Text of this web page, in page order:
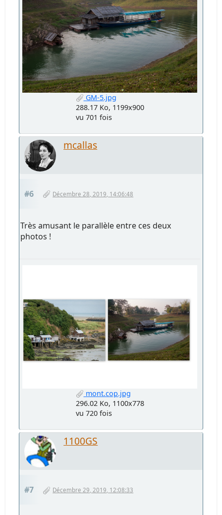
GM-5.jpg
288.17 Ko, 1199x900
vu 701 fois
mcallas
#6 Décembre 28, 2019, 14:06:48
Très amusant le parallèle entre ces deux
photos !
mont.cop.jpg
296.02 Ko, 1100x778
vu 720 fois
1100GS
#7 Décembre 29, 2019, 12:08:33